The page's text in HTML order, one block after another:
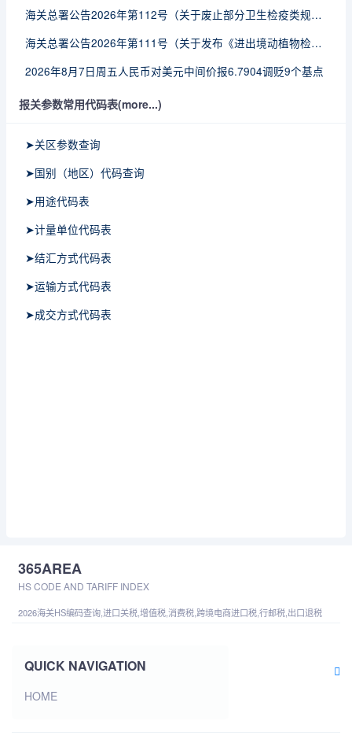
海关总署公告2026年第112号（关于废止部分卫生检疫类规范性文件的公告）
海关总署公告2026年第111号（关于发布《进出境动植物检疫处理监督管理工作规定》《进出境卫生处理监督管理工作规定》的公告）
2026年8月7日周五人民币对美元中间价报6.7904调贬9个基点
报关参数常用代码表(more...)
➤关区参数查询
➤国别（地区）代码查询
➤用途代码表
➤计量单位代码表
➤结汇方式代码表
➤运输方式代码表
➤成交方式代码表
365AREA
HS CODE AND TARIFF INDEX
2026海关HS编码查询,进口关税,增值税,消费税,跨境电商进口税,行邮税,出口退税
QUICK NAVIGATION
HOME